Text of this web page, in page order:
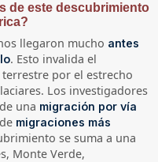
de este descubrimiento
llegaron mucho antes
. Esto invalida el
por el estrecho
Los investigadores
una migración por vía
migraciones más
se suma a una
Monte Verde,